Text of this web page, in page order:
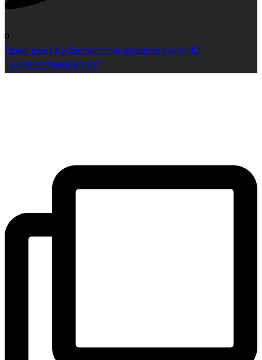
0
Open post by farmshopenggaarden with ID
18406657999087837